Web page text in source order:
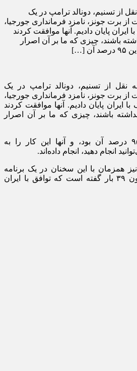
از تسنیم، دونالد ترامپ در یک
از برت جونز، نامزد فرمانداری جورجیا،
ایران پایان دادیم. آنها موافقت کردند
باشند، چیزی که ما بر آن اصرار
[…]
نقل از تسنیم، دونالد ترامپ در یک
از برت جونز، نامزد فرمانداری جورجیا،
ایران پایان دادیم. آنها موافقت کردند
باشند، چیزی که ما بر آن اصرار
این کل هدف بود. این ۹۵ درصد آن بود، و آنها این کار را به
انجام دهید، انجام داده‌اند.
همزمان با این سخنان در یک برنامه
خبری گفت: ترامپ تا کنون ۳۹ بار گفته است که توافق با ایران